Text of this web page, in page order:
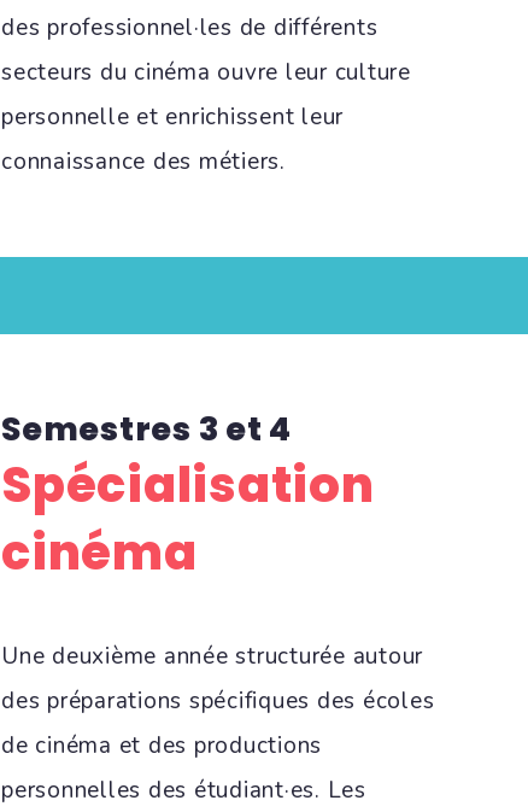
des professionnel·les de différents
secteurs du cinéma ouvre leur culture
personnelle et enrichissent leur
connaissance des métiers.
Semestres 3 et 4
Spécialisation
cinéma
Une deuxième année structurée autour
des préparations spécifiques des écoles
de cinéma et des productions
personnelles des étudiant·es. Les